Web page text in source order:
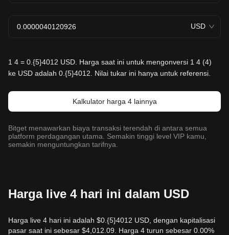
USD
1 4 = 0.{5}4012 USD. Harga saat ini untuk mengonversi 1 4 (4)
ke USD adalah 0.{5}4012. Nilai tukar ini hanya untuk referensi.
Kalkulator harga 4 lainnya
Bitget menawarkan biaya transaksi terendah di antara semua
platform perdagangan utama. Semakin tinggi level VIP kamu,
semakin menguntungkan tarifnya.
Harga live 4 hari ini dalam USD
Harga live 4 hari ini adalah $0.{​5}4012 USD, dengan kapitalisasi
pasar saat ini sebesar $4,012.09. Harga 4 turun sebesar 0.00%